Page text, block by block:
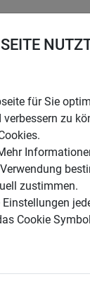
Quelltabs
für Sie
zu
zustimmen.
Cookie